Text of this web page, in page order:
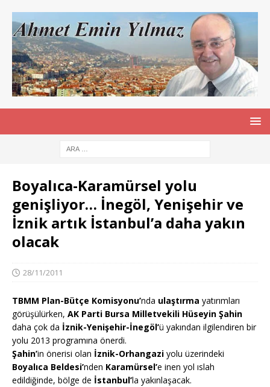
Boyalıca-Karamürsel yolu
genişliyor… İnegöl, Yenişehir ve
İznik artık İstanbul’a daha yakın
olacak
28/11/2011
TBMM Plan-Bütçe Komisyonu’nda ulaştırma yatırımları
görüşülürken, AK Parti Bursa Milletvekili Hüseyin Şahin
daha çok da İznik-Yenişehir-İnegöl’ü yakından ilgilendiren bir
yolu 2013 programına önerdi.
Şahin’in önerisi olan İznik-Orhangazi yolu üzerindeki
Boyalıca Beldesi’nden Karamürsel’e inen yol ıslah
edildiğinde, bölge de İstanbul’la yakınlaşacak.